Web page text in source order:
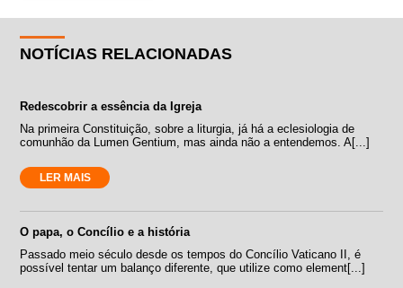
NOTÍCIAS RELACIONADAS
Redescobrir a essência da Igreja
Na primeira Constituição, sobre a liturgia, já há a eclesiologia de
comunhão da Lumen Gentium, mas ainda não a entendemos. A[...]
LER MAIS
O papa, o Concílio e a história
Passado meio século desde os tempos do Concílio Vaticano II, é
possível tentar um balanço diferente, que utilize como element[...]